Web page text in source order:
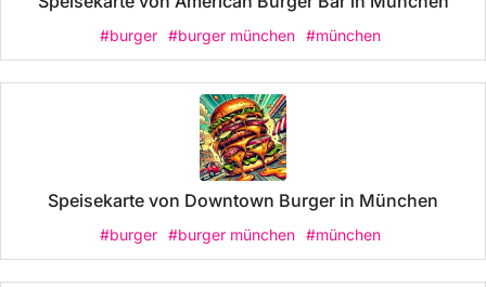
#burger #burger münchen #münchen
Speisekarte von Downtown Burger in München
#burger #burger münchen #münchen